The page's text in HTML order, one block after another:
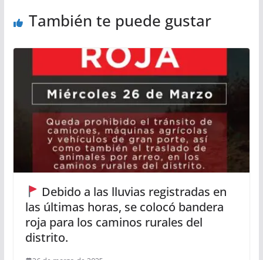
También te puede gustar
Debido a las lluvias registradas en
las últimas horas, se colocó bandera
roja para los caminos rurales del
distrito.